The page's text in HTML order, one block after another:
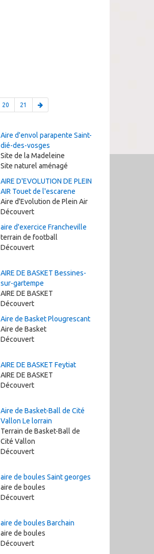
20 21
Aire d'envol parapente Saint-
dié-des-vosges
Site de la Madeleine
Site naturel aménagé
AIRE D'EVOLUTION DE PLEIN
AIR Touet de l'escarene
Aire d'Evolution de Plein Air
Découvert
aire d'exercice Francheville
terrain de football
Découvert
AIRE DE BASKET Bessines-
sur-gartempe
AIRE DE BASKET
Découvert
Aire de Basket Plougrescant
Aire de Basket
Découvert
AIRE DE BASKET Feytiat
AIRE DE BASKET
Découvert
Aire de Basket-Ball de Cité
Vallon Le lorrain
Terrain de Basket-Ball de
Cité Vallon
Découvert
aire de boules Saint georges
aire de boules
Découvert
aire de boules Barchain
aire de boules
Découvert